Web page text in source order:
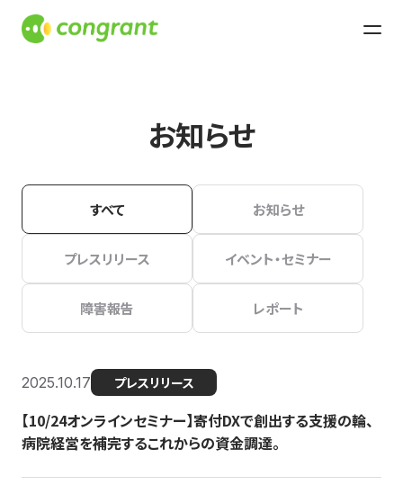
お知らせ
すべて お知らせ
プレスリリース イベント・セミナー
障害報告 レポート
2025.10.17 プレスリリース
【10/24オンラインセミナー】寄付DXで創出する支援の輪、
病院経営を補完するこれからの資金調達。